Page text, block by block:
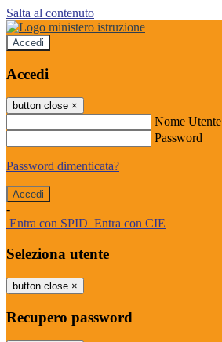
Salta al contenuto
Accedi
Accedi
button close ×
Nome Utente
Password
Password dimenticata?
-
Entra con SPID Entra con CIE
Seleziona utente
button close ×
Recupero password